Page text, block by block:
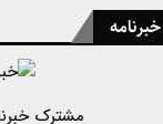
خبرنامه
مشترک